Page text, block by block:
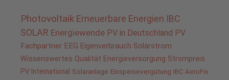
Photovoltaik Erneuerbare Energien IBC
SOLAR Energiewende PV in Deutschland PV
Fachpartner EEG Eigenverbrauch Solarstrom
Wissenswertes Qualität Energieversorgung Strompreis
PV International Solaranlage Einspeisevergütung IBC AeroFix